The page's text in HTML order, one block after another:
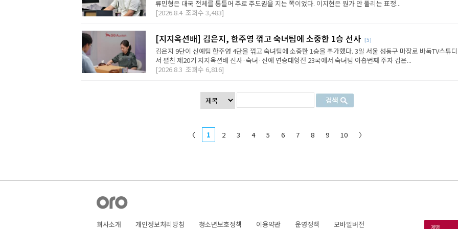
류민형은 대국 전체를 통틀어 주로 주도권을 지는 쪽이었다. 이지현은 뭔가 안 풀리는 표정...
[2026.8.4 조회수 3,483]
[지지옥션배] 김은지, 한주영 꺾고 숙녀팀에 소중한 1승 선사 [5]
김은지 9단이 신예팀 한주영 4단을 꺾고 숙녀팀에 소중한 1승을 추가했다. 3일 서울 성동구 마장로 바둑TV스튜
서 펼친 제20기 지지옥션배 신사·숙녀·신예 연승대항전 23국에서 숙녀팀 아홉번째 주자 김은...
[2026.8.3 조회수 6,816]
〈 1 2 3 4 5 6 7 8 9 10 〉
회사소개 개인정보처리방침 청소년보호정책 이용약관 운영정책 모바일버전